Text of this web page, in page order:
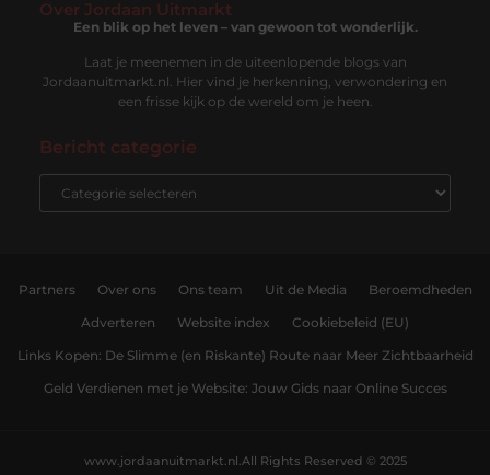
Over Jordaan Uitmarkt
Een blik op het leven – van gewoon tot wonderlijk.
Laat je meenemen in de uiteenlopende blogs van
Jordaanuitmarkt.nl. Hier vind je herkenning, verwondering en
een frisse kijk op de wereld om je heen.
Bericht categorie
Partners Over ons Ons team Uit de Media Beroemdheden
Adverteren Website index Cookiebeleid (EU)
Links Kopen: De Slimme (en Riskante) Route naar Meer Zichtbaarheid
Geld Verdienen met je Website: Jouw Gids naar Online Succes
All Rights Reserved © 2025
www.jordaanuitmarkt.nl.